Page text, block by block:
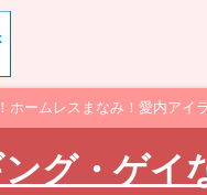
ームレスまなみ！愛内アイ
グ・ゲイ